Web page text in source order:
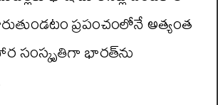
ప్రపంచంలోనే అత్యంత
సంస్కృతిగా భారత్‌ను